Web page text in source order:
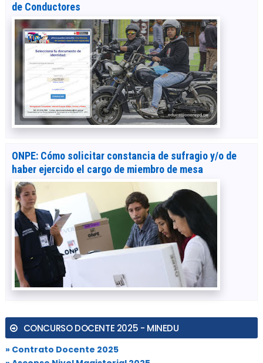
de Conductores
ONPE: Cómo solicitar constancia de sufragio y/o de
haber ejercido el cargo de miembro de mesa
CONCURSO DOCENTE 2025 - MINEDU
» Contrato Docente 2025